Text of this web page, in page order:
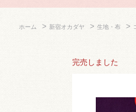
ホーム > 新宿オカダヤ > 生地・布 >
完売しました